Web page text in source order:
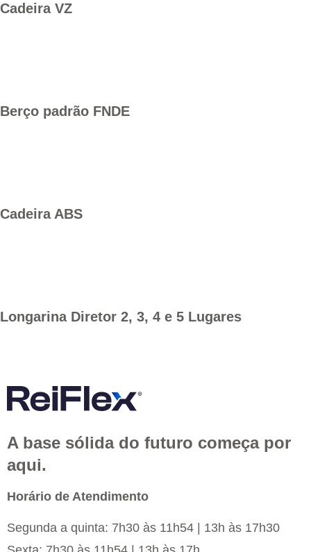
Cadeira VZ
Berço padrão FNDE
Cadeira ABS
Longarina Diretor 2, 3, 4 e 5 Lugares
A base sólida do futuro começa por
aqui.
Horário de Atendimento
Segunda a quinta: 7h30 às 11h54 | 13h às 17h30